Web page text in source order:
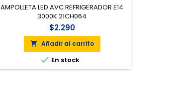
AMPOLLETA LED AVC REFRIGERADOR E14
3000K 21CH064
$2.290
 Añadir al carrito
 En stock